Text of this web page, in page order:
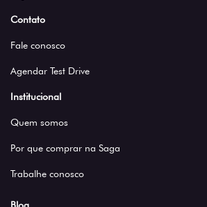
Contato
Fale conosco
Agendar Test Drive
Institucional
Quem somos
Por que comprar na Saga
Trabalhe conosco